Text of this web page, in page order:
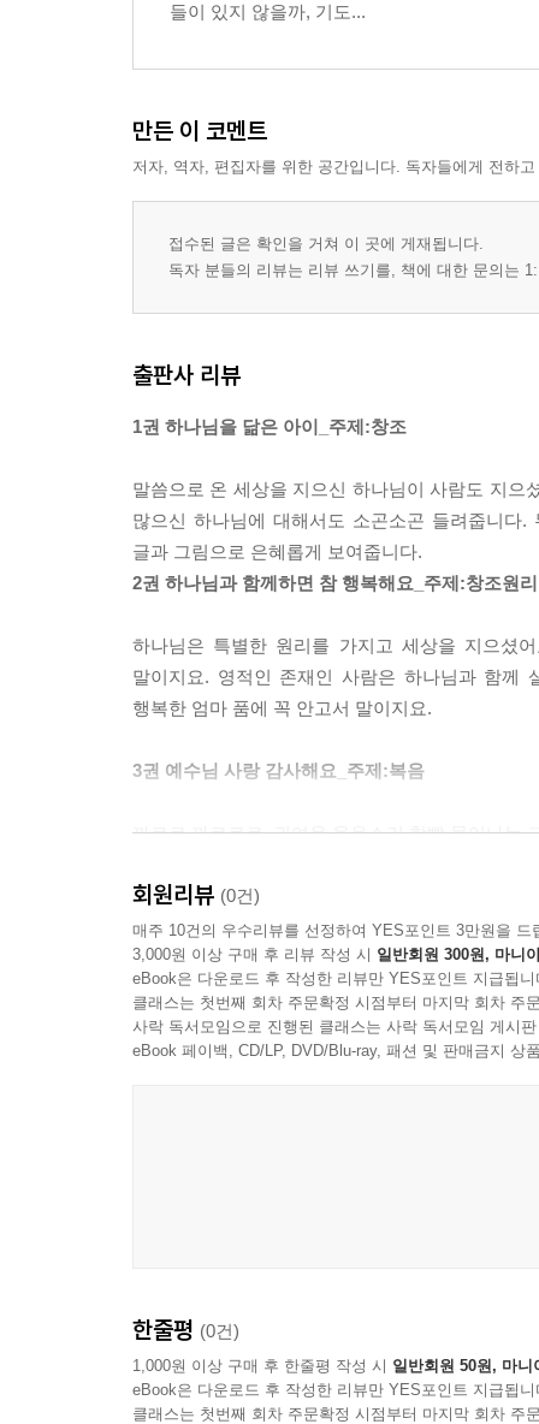
들이 있지 않을까, 기도...
만든 이 코멘트
저자, 역자, 편집자를 위한 공간입니다. 독자들에게 전하
접수된 글은 확인을 거쳐 이 곳에 게재됩니다.
독자 분들의 리뷰는 리뷰 쓰기를, 책에 대한 문의는
출판사 리뷰
1권 하나님을 닮은 아이_주제:창조
말씀으로 온 세상을 지으신 하나님이 사람도 지으
많으신 하나님에 대해서도 소곤소곤 들려줍니
글과 그림으로 은혜롭게 보여줍니다.
2권 하나님과 함께하면 참 행복해요_주제:창조원리
하나님은 특별한 원리를 가지고 세상을 지으셨
말이지요. 영적인 존재인 사람은 하나님과 함께
행복한 엄마 품에 꼭 안고서 말이지요.
3권 예수님 사랑 감사해요_주제:복음
까르르 까르르르, 귀여운 웃음소리 함빡 묻어나는
4권 제가 꼭 갈래요!_주제:전도와 선교
아장아장 예쁜 아기가 외출하네요. 엄마, 아빠, 할
선교사였군요. 하나님이 말씀하시면 언제나 예,
부모님의 축복기도를 담았어요. “영적으로 굳
드립니다.”
회원리뷰 (0건)
매주 10건의 우수리뷰를 선정하여 YES포인트 3만원을 드
3,000원 이상 구매 후 리뷰 작성 시 일반회원 300원, 마니
eBook은 다운로드 후 작성한 리뷰만 YES포인트 지급됩니
클래스는 첫번째 회차 주문확정 시점부터 마지막 회차 주
사락 독서모임으로 진행된 클래스는 사락 독서모임 게시
eBook 페이백, CD/LP, DVD/Blu-ray, 패션 및 판매금지 상
한줄평 (0건)
1,000원 이상 구매 후 한줄평 작성 시 일반회원 50원, 마니
eBook은 다운로드 후 작성한 리뷰만 YES포인트 지급됩니
클래스는 첫번째 회차 주문확정 시점부터 마지막 회차 주